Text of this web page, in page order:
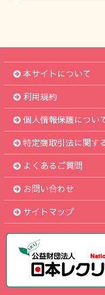
本サイトについて
利用規約
個人情報保護につい
特定商取引法に関す
よくあるご質問
お問い合わせ
サイトマップ